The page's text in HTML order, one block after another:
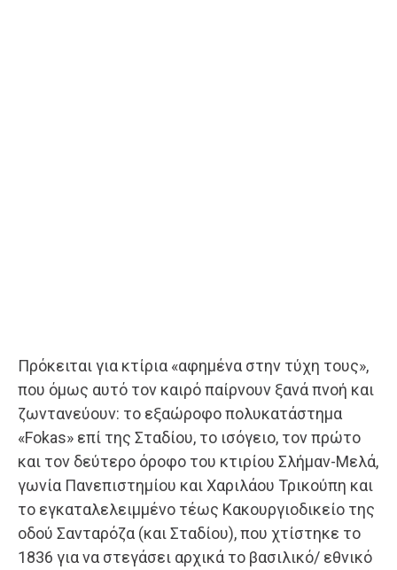
Πρόκειται για κτίρια «αφημένα στην τύχη τους»,
που όμως αυτό τον καιρό παίρνουν ξανά πνοή και
ζωντανεύουν: το εξαώροφο πολυκατάστημα
«Fokas» επί της Σταδίου, το ισόγειο, τον πρώτο
και τον δεύτερο όροφο του κτιρίου Σλήμαν-Μελά,
γωνία Πανεπιστημίου και Χαριλάου Τρικούπη και
το εγκαταλελειμμένο τέως Κακουργιοδικείο της
οδού Σανταρόζα (και Σταδίου), που χτίστηκε το
1836 για να στεγάσει αρχικά το βασιλικό/ εθνικό